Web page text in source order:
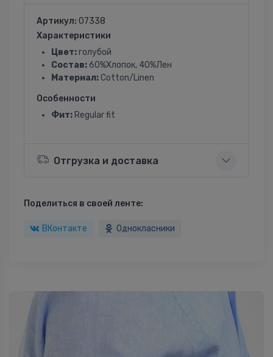
Артикул: 07338
Характеристики
Цвет: голубой
Состав: 60%Хлопок, 40%Лен
Материал: Cotton/Linen
Особенности
Фит: Regular fit
Отгрузка и доставка
Поделиться в своей ленте:
ВКонтакте Однокласники